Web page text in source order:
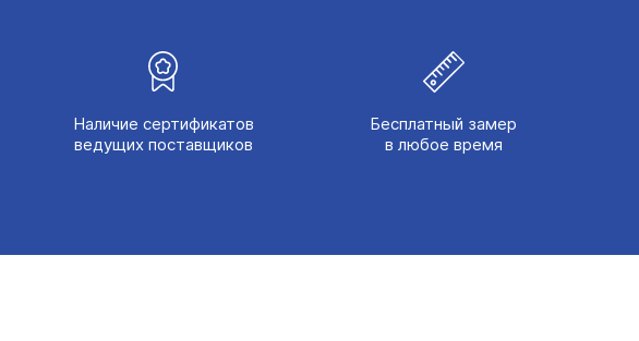
Наличие сертификатов
ведущих поставщиков
Бесплатный замер
в любое время